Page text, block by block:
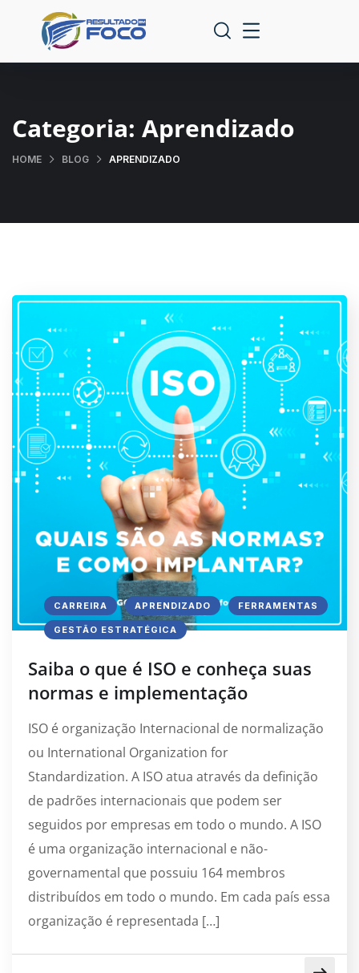
Categoria: Aprendizado
HOME BLOG APRENDIZADO
CARREIRA APRENDIZADO FERRAMENTAS
GESTÃO ESTRATÉGICA
Saiba o que é ISO e conheça suas
normas e implementação
ISO é organização Internacional de normalização
ou International Organization for
Standardization. A ISO atua através da definição
de padrões internacionais que podem ser
seguidos por empresas em todo o mundo. A ISO
é uma organização internacional e não-
governamental que possuiu 164 membros
distribuídos em todo o mundo. Em cada país essa
organização é representada […]